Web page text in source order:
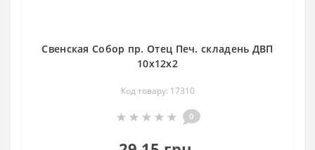
Свенская Собор пр. Отец Печ. складень ДВП
10х12х2
Код товару: 17310
0